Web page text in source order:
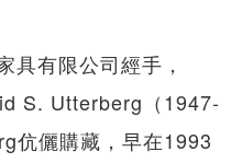
具有限公司經手，
S. Utterberg（1947-
伉儷購藏，早在1993